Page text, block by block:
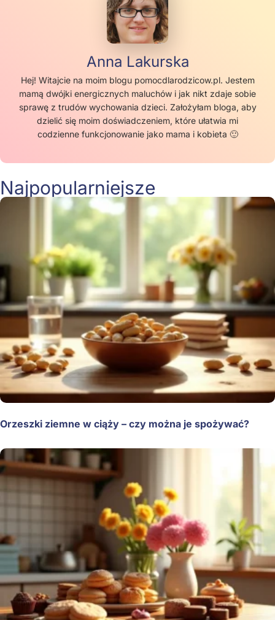
Anna Lakurska
Hej! Witajcie na moim blogu pomocdlarodzicow.pl. Jestem
mamą dwójki energicznych maluchów i jak nikt zdaje sobie
sprawę z trudów wychowania dzieci. Założyłam bloga, aby
dzielić się moim doświadczeniem, które ułatwia mi
codzienne funkcjonowanie jako mama i kobieta 🙂
Najpopularniejsze
Orzeszki ziemne w ciąży – czy można je spożywać?